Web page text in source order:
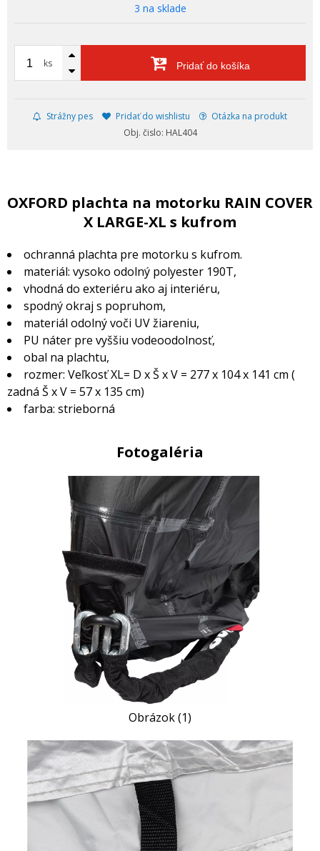
3 na sklade
ks Pridať do košíka
Strážny pes Pridať do wishlistu
Otázka na produkt
Obj. čislo: HAL404
OXFORD plachta na motorku RAIN COVER
X LARGE-XL s kufrom
ochranná plachta pre motorku s kufrom.
materiál: vysoko odolný polyester 190T,
vhodná do exteriéru ako aj interiéru,
spodný okraj s popruhom,
materiál odolný voči UV žiareniu,
PU náter pre vyššiu vodeoodolnosť,
obal na plachtu,
rozmer: Veľkosť XL= D x Š x V = 277 x 104 x 141 cm (
zadná Š x V = 57 x 135 cm)
farba: strieborná
Fotogaléria
Obrázok (1)